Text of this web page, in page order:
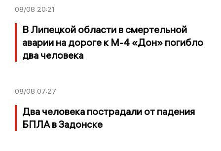
08/08 20:21
В Липецкой области в смертельной
аварии на дороге к М-4 «Дон» погибло
два человека
08/08 07:27
Два человека пострадали от падения
БПЛА в Задонске